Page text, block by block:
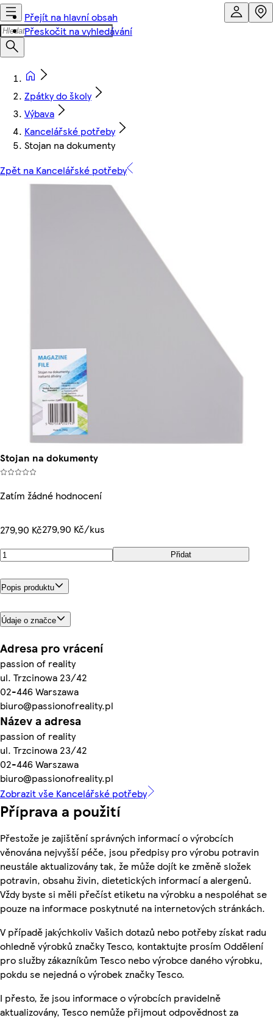
Přejít na hlavní obsah
Přeskočit na vyhledávání
Zpátky do školy
Výbava
Kancelářské potřeby
Stojan na dokumenty
Zpět na Kancelářské potřeby
Stojan na dokumenty
Zatím žádné hodnocení
279,90 Kč279,90 Kč/kus
Přidat
Popis produktu
Údaje o značce
Adresa pro vrácení
passion of reality
ul. Trzcinowa 23/42
02-446 Warszawa
biuro@passionofreality.pl
Název a adresa
passion of reality
ul. Trzcinowa 23/42
02-446 Warszawa
biuro@passionofreality.pl
Zobrazit vše Kancelářské potřeby
Příprava a použití
Přestože je zajištění správných informací o výrobcích
věnována nejvyšší péče, jsou předpisy pro výrobu potravin
neustále aktualizovány tak, že může dojít ke změně složek
potravin, obsahu živin, dietetických informací a alergenů.
Vždy byste si měli přečíst etiketu na výrobku a nespoléhat se
pouze na informace poskytnuté na internetových stránkách.
V případě jakýchkoliv Vašich dotazů nebo potřeby získat radu
ohledně výrobků značky Tesco, kontaktujte prosím Oddělení
pro služby zákazníkům Tesco nebo výrobce daného výrobku,
pokdu se nejedná o výrobek značky Tesco.
I přesto, že jsou informace o výrobcích pravidelně
aktualizovány, Tesco nemůže přijmout odpovědnost za